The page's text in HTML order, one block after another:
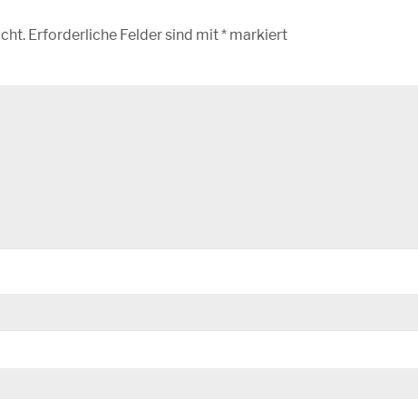
Erforderliche Felder sind mit* markiert